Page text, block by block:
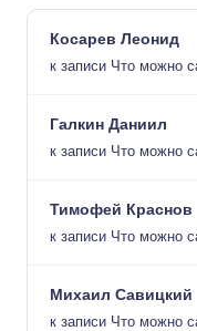
Косарев Леонид
к записи Что можно
Галкин Даниил
к записи Что можно
Тимофей Краснов
к записи Что можно
Михаил Савицкий
к записи Что можно